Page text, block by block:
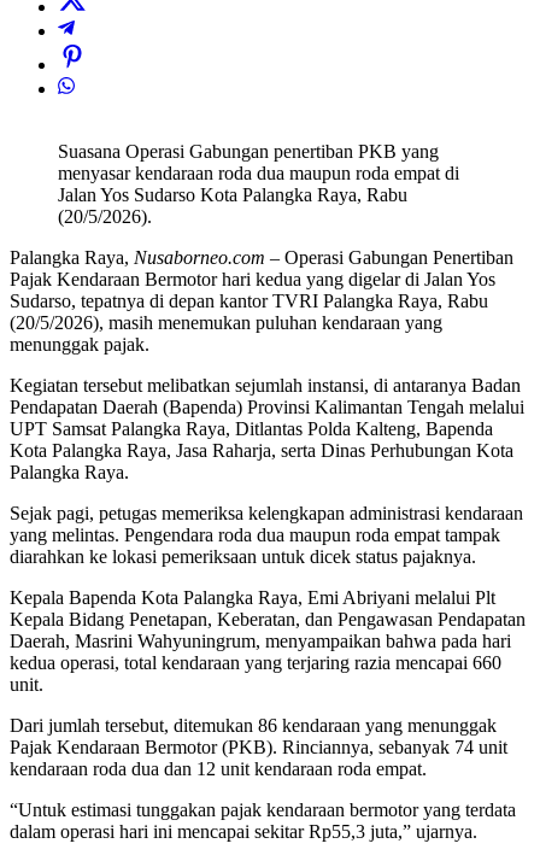
Suasana Operasi Gabungan penertiban PKB yang
menyasar kendaraan roda dua maupun roda empat di
Jalan Yos Sudarso Kota Palangka Raya, Rabu
(20/5/2026).
Palangka Raya, Nusaborneo.com – Operasi Gabungan Penertiban
Pajak Kendaraan Bermotor hari kedua yang digelar di Jalan Yos
Sudarso, tepatnya di depan kantor TVRI Palangka Raya, Rabu
(20/5/2026), masih menemukan puluhan kendaraan yang
menunggak pajak.
Kegiatan tersebut melibatkan sejumlah instansi, di antaranya Badan
Pendapatan Daerah (Bapenda) Provinsi Kalimantan Tengah melalui
UPT Samsat Palangka Raya, Ditlantas Polda Kalteng, Bapenda
Kota Palangka Raya, Jasa Raharja, serta Dinas Perhubungan Kota
Palangka Raya.
Sejak pagi, petugas memeriksa kelengkapan administrasi kendaraan
yang melintas. Pengendara roda dua maupun roda empat tampak
diarahkan ke lokasi pemeriksaan untuk dicek status pajaknya.
Kepala Bapenda Kota Palangka Raya, Emi Abriyani melalui Plt
Kepala Bidang Penetapan, Keberatan, dan Pengawasan Pendapatan
Daerah, Masrini Wahyuningrum, menyampaikan bahwa pada hari
kedua operasi, total kendaraan yang terjaring razia mencapai 660
unit.
Dari jumlah tersebut, ditemukan 86 kendaraan yang menunggak
Pajak Kendaraan Bermotor (PKB). Rinciannya, sebanyak 74 unit
kendaraan roda dua dan 12 unit kendaraan roda empat.
“Untuk estimasi tunggakan pajak kendaraan bermotor yang terdata
dalam operasi hari ini mencapai sekitar Rp55,3 juta,” ujarnya.